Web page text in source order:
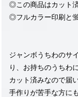
◎この商品はカット
◎フルカラー印刷と
ジャンボうちわのサ
り、お持ちのうちわ
カット済みなので届
手作りが苦手な方に